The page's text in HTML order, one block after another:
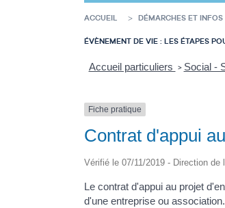
ACCUEIL DÉMARCHES ET INFOS
ÉVÈNEMENT DE VIE : LES ÉTAPES
Accueil particuliers > Social -
Fiche pratique
Contrat d'appui
Vérifié le 07/11/2019 - Direction
Le contrat d'appui au projet
d'une entreprise ou